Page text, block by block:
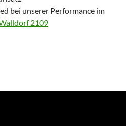
bei unserer Performance im
2109